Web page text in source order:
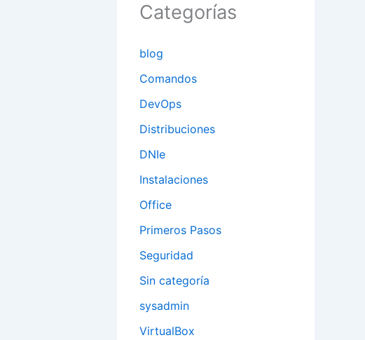
Categorías
blog
Comandos
DevOps
Distribuciones
DNIe
Instalaciones
Office
Primeros Pasos
Seguridad
Sin categoría
sysadmin
VirtualBox